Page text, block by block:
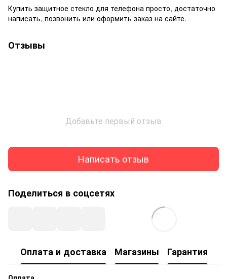
Купить защитное стекло для телефона просто, достаточно
написать, позвонить или оформить заказ на сайте.
Отзывы
Добавьте первый отзыв
Написать отзыв
Поделиться в соцсетях
Оплата и доставка Магазины Гарантия